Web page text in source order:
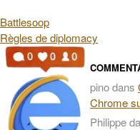
Battlesoop
Règles de diplomacy
pinodans
Chrome
Philippe